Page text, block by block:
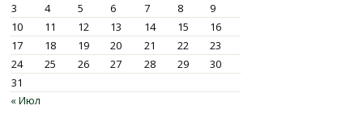
3
4 5 6 7 8
9
10
11 12 13 14 15
16
17
18 19 20 21 22
23
24
25 26 27 28 29
30
31
« Июл